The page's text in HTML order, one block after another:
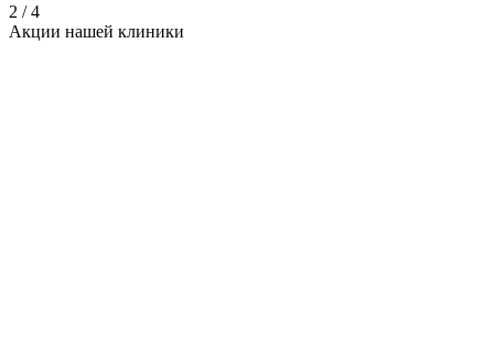
2 /4
Акции нашей клиники